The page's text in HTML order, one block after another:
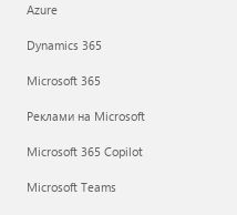
Azure
Dynamics 365
Microsoft 365
Реклами на Microsoft
Microsoft 365 Copilot
Microsoft Teams